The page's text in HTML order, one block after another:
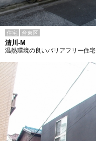
住宅 台東区
清川-M
温熱環境の良いバリアフリー住宅